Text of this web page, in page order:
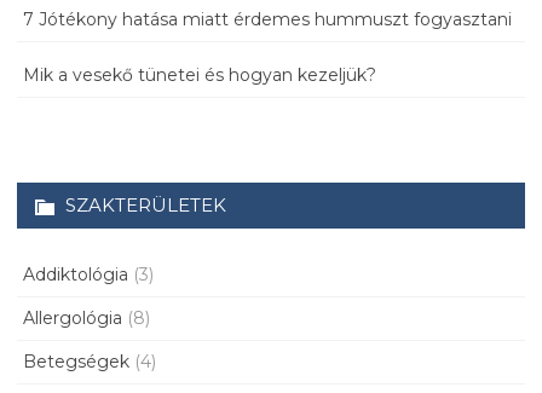
7 Jótékony hatása miatt érdemes hummuszt fogyasztani
Mik a vesekő tünetei és hogyan kezeljük?
SZAKTERÜLETEK
Addiktológia (3)
Allergológia (8)
Betegségek (4)